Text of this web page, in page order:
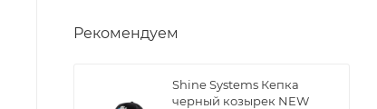
Рекомендуем
Shine Systems Кепка
черный козырек NEW